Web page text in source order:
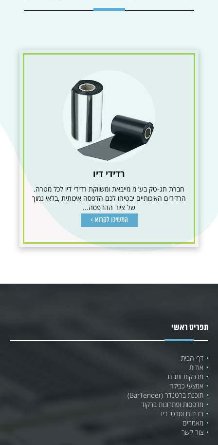
רדידי דיו
חברת תג-טק בע"מ מייבאת ומשווקת רדידי דיו לכל מטרה.
הרדידים האיכותיים יבטיחו לכם הדפסה איכותית ,בלאי נמוך
של ציוד ההדפסה...
המשיכו לקרוא >
תפריט ראשי
דף הבית
אודות
מדבקות ותגים
אמצעי כבילה
תוכנת ברטנדר (BarTender)
מדפסות ופתרונות ברקוד
רדידים וסרטי דיו
מאמרים
צור קשר